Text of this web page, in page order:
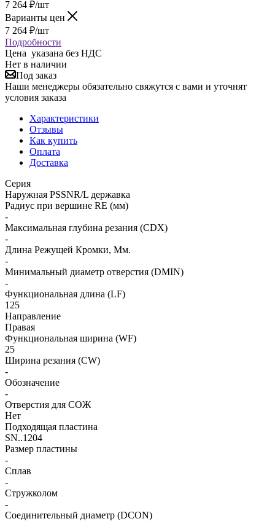
7 264 ₽/шт
Варианты цен
7 264 ₽/шт
Подробности
Цена указана без НДС
Нет в наличии
Под заказ
Наши менеджеры обязательно свяжутся с вами и уточнят
условия заказа
Характеристики
Отзывы
Как купить
Оплата
Доставка
Серия
Наружная PSSNR/L державка
Радиус при вершине RE (мм)
-
Максимальная глубина резания (CDX)
-
Длина Режущей Кромки, Мм.
-
Минимальный диаметр отверстия (DMIN)
-
Функциональная длина (LF)
125
Направление
Правая
Функциональная ширина (WF)
25
Ширина резания (CW)
-
Обозначение
-
Отверстия для СОЖ
Нет
Подходящая пластина
SN..1204
Размер пластины
-
Сплав
-
Стружколом
-
Соединительный диаметр (DCON)